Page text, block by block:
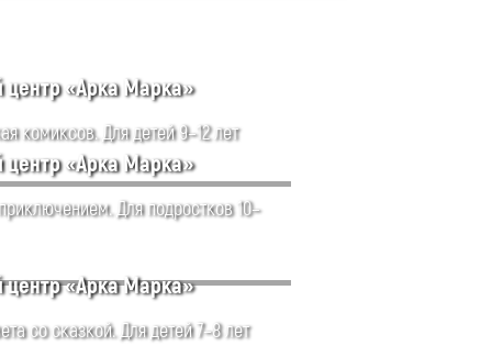
центр «Арка Марка»
комиксов. Для детей 9–12 лет
центр «Арка Марка»
Для подростков 10–
центр «Арка Марка»
со сказкой. Для детей 7–8 лет